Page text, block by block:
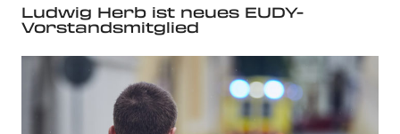
Ludwig Herb ist neues EUDY-
Vorstandsmitglied